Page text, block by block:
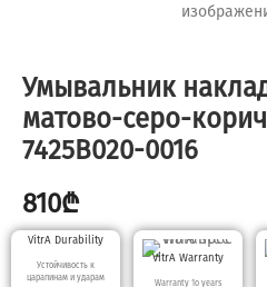
Умывальник
матово-серо-
7425B020-0016
810₾
VitrA Durability
Устойчивость к
царапинам и ударам
VitrA Warranty
Warranty 10 years